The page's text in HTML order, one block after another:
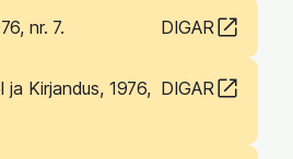
nr. 7. DIGAR
ja Kirjandus, 1976, DIGAR